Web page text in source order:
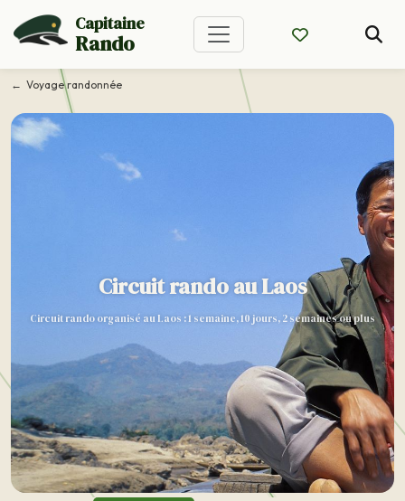
Capitaine
Rando
Voyage randonnée
Circuit rando au Laos
Circuit rando organisé au Laos : 1 semaine, 10 jours, 2 semaines ou plus